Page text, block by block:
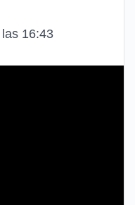
16:43